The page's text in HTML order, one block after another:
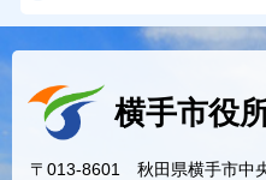
横手市役
〒013-8601 秋田県横手市中